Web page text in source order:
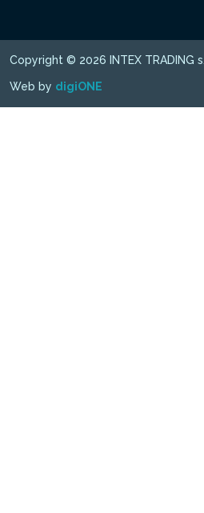
Copyright © 2026 INTEX TRADING
Web by digiONE